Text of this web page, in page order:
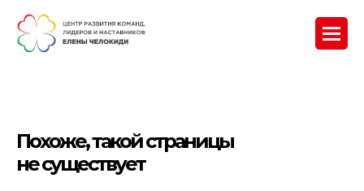
Похоже, такой страницы
не существует